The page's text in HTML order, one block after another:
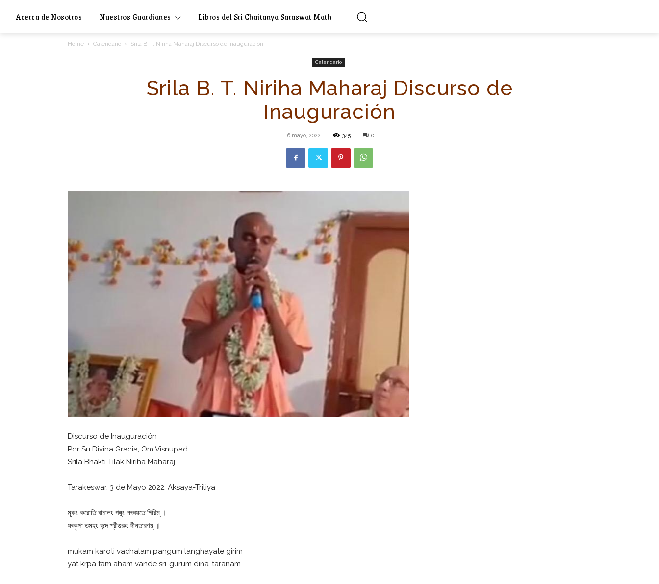
Acerca de Nosotros Nuestros Guardianes Libros del Sri Chaitanya Saraswat Math
Home Calendario Srila B. T. Niriha Maharaj Discurso de Inauguración
Calendario
Srila B. T. Niriha Maharaj Discurso de
Inauguración
6 mayo, 2022 345 0
Discurso de Inauguración
Por Su Divina Gracia, Om Visnupad
Srila Bhakti Tilak Niriha Maharaj
Tarakeswar, 3 de Mayo 2022, Aksaya-Tritiya
মূকং করোতি বাচালং পঙ্গুং লঙ্ঘয়তে গিরিম্ ।
যৎকৃপা তমহং বন্দে শ্রীগুরুং দীনতারণম্ ॥
mukam karoti vachalam pangum langhayate girim
yat krpa tam aham vande sri-gurum dina-taranam